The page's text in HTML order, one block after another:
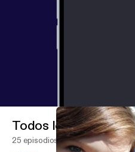
Todos los episodios
25 episodios